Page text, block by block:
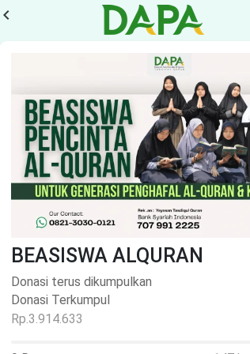
BEASISWA ALQURAN
Donasi terus dikumpulkan
Donasi Terkumpul
Rp.3.914.633